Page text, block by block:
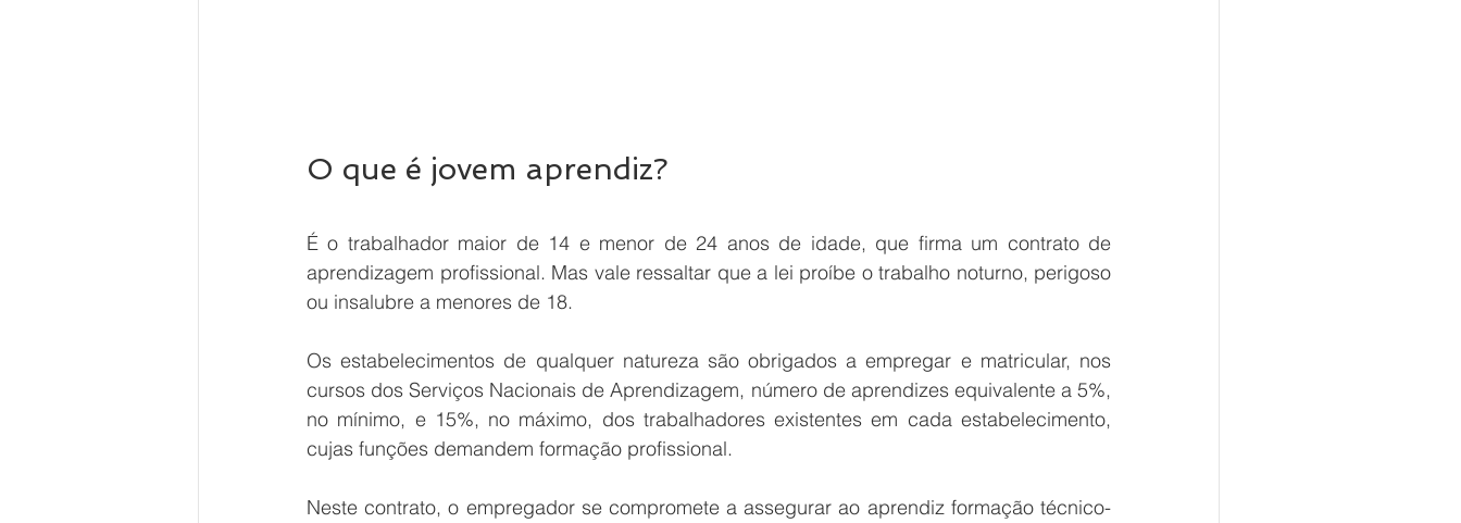
O que é jovem aprendiz?
É o trabalhador maior de 14 e menor de 24 anos de idade, que firma um contrato de
aprendizagem profissional. Mas vale ressaltar que a lei proíbe o trabalho noturno, perigoso
ou insalubre a menores de 18.
Os estabelecimentos de qualquer natureza são obrigados a empregar e matricular, nos
cursos dos Serviços Nacionais de Aprendizagem, número de aprendizes equivalente a 5%,
no mínimo, e 15%, no máximo, dos trabalhadores existentes em cada estabelecimento,
cujas funções demandem formação profissional.
Neste contrato, o empregador se compromete a assegurar ao aprendiz formação técnico-